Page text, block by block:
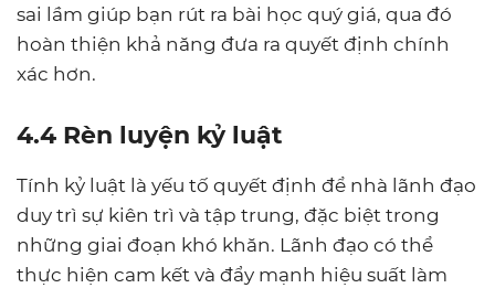
sai lầm giúp bạn rút ra bài học quý giá, qua đó
hoàn thiện khả năng đưa ra quyết định chính
xác hơn.
4.4 Rèn luyện kỷ luật
Tính kỷ luật là yếu tố quyết định để nhà lãnh đạo
duy trì sự kiên trì và tập trung, đặc biệt trong
những giai đoạn khó khăn. Lãnh đạo có thể
thực hiện cam kết và đẩy mạnh hiệu suất làm